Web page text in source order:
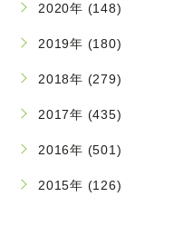
2020年 (148)
2019年 (180)
2018年 (279)
2017年 (435)
2016年 (501)
2015年 (126)